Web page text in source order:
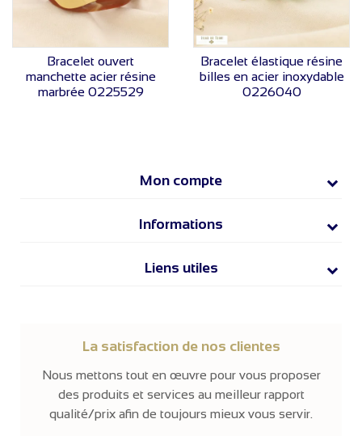
VOIR LE PRIX
Bracelet ouvert
manchette acier résine
marbrée 0225529
VOIR LE PRIX
Bracelet élastique résine
billes en acier inoxydable
0226040
Mon compte
Informations
Liens utiles
La satisfaction de nos clientes
Nous mettons tout en œuvre pour vous proposer
des produits et services au meilleur rapport
qualité/prix afin de toujours mieux vous servir.